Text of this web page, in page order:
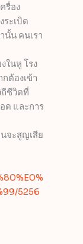
รื่อง
ระเบิด
นั้น คนเรา
ในหู โรง
ต้องเข้า
ถีชีวิตที่
ด และการ
จะสูญเสีย
5256